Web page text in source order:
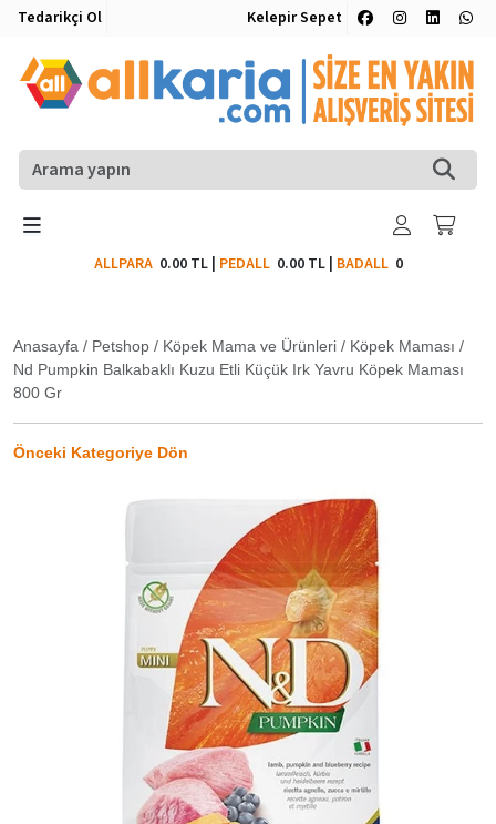
Tedarikçi Ol Kelepir Sepet
ALLPARA 0.00 TL| PEDALL 0.00 TL| BADALL0
Anasayfa / Petshop / Köpek Mama ve Ürünleri / Köpek Maması /
Nd Pumpkin Balkabaklı Kuzu Etli Küçük Irk Yavru Köpek Maması
800 Gr
Önceki Kategoriye Dön